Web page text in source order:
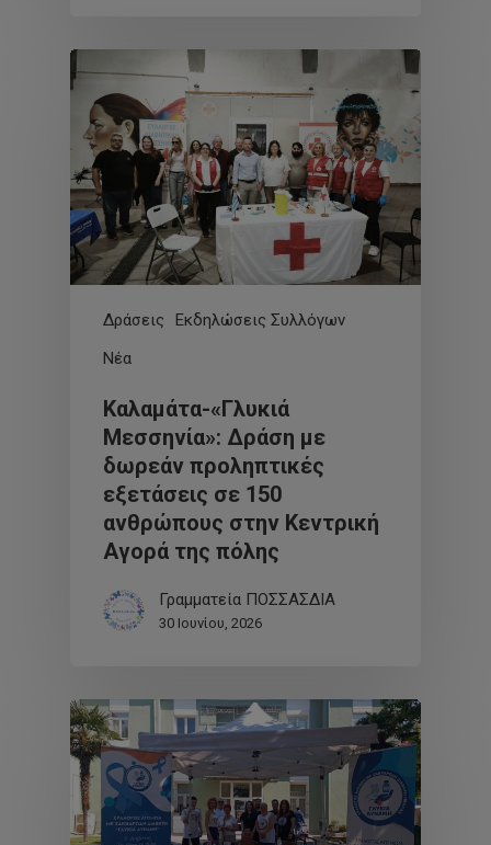
Δράσεις
Εκδηλώσεις Συλλόγων
Νέα
Καλαμάτα-«Γλυκιά
Μεσσηνία»: Δράση με
δωρεάν προληπτικές
εξετάσεις σε 150
ανθρώπους στην Κεντρική
Αγορά της πόλης
Γραμματεία ΠΟΣΣΑΣΔΙΑ
30 Ιουνίου, 2026